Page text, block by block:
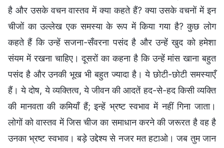
है और उसके वचन वास्तव में क्या कहते हैं? क्या उसके वचनों में इन
चीजों का उल्लेख एक समस्या के रूप में किया गया है? कुछ लोग
कहते हैं कि उन्हें सजना-सँवरना पसंद है और उन्हें खुद को हमेशा
संयम में रखना चाहिए। दूसरों का कहना है कि उन्हें मांस खाना बहुत
पसंद है और उनकी भूख भी बहुत ज्यादा है। ये छोटी-छोटी समस्याएँ
हैं। ये दोष, ये व्यक्तित्व, ये जीवन की आदतें हद-से-हद किसी व्यक्ति
की मानवता की कमियाँ हैं; इन्हें भ्रष्ट स्वभाव में नहीं गिना जाता।
लोगों को वास्तव में जिस चीज का समाधान करने की जरूरत है वह है
उनका भ्रष्ट स्वभाव। बड़े उद्देश्य से नजर मत हटाओ। जब तुम जान